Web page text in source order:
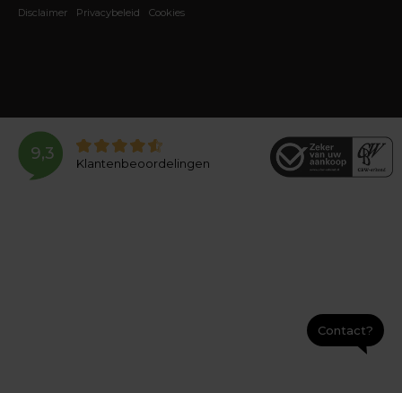
Disclaimer Privacybeleid Cookies
9,3
Klantenbeoordelingen
Contact?